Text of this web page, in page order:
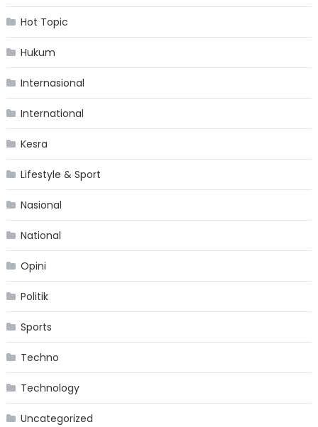
Hot Topic
Hukum
Internasional
International
Kesra
Lifestyle & Sport
Nasional
National
Opini
Politik
Sports
Techno
Technology
Uncategorized